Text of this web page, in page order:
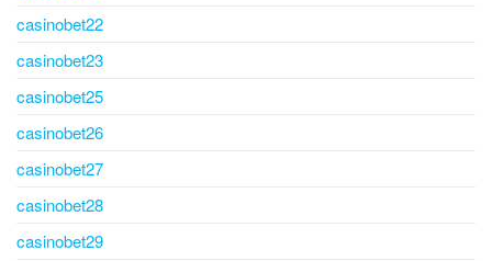
casinobet22
casinobet23
casinobet25
casinobet26
casinobet27
casinobet28
casinobet29